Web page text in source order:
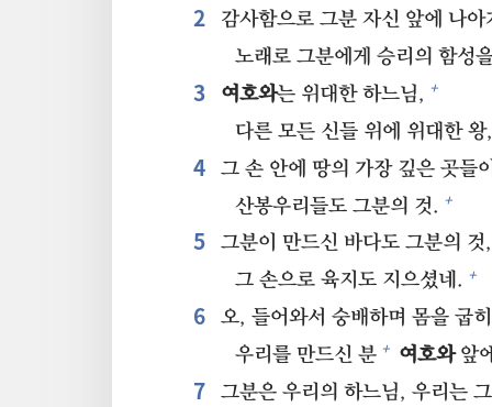
2⁠ 감사함으로 그분 자신 앞에 나아
노래로 그분에게 승리의 함성
3⁠ 여호와는 위대한 하느님, +
다른 모든 신들 위에 위대한 왕,
4⁠ 그 손 안에 땅의 가장 깊은 곳들
산봉우리들도 그분의 것. +
5⁠ 그분이 만드신 바다도 그분의 것,
그 손으로 육지도 지으셨네. +
6⁠ 오, 들어와서 숭배하며 몸을 굽
우리를 만드신 분 + 여호와앞
7⁠ 그분은 우리의 하느님, 우리는